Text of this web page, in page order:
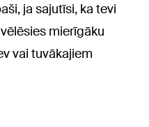
ja sajutīsi, ka tevi
mierīgāku
vai tuvākajiem